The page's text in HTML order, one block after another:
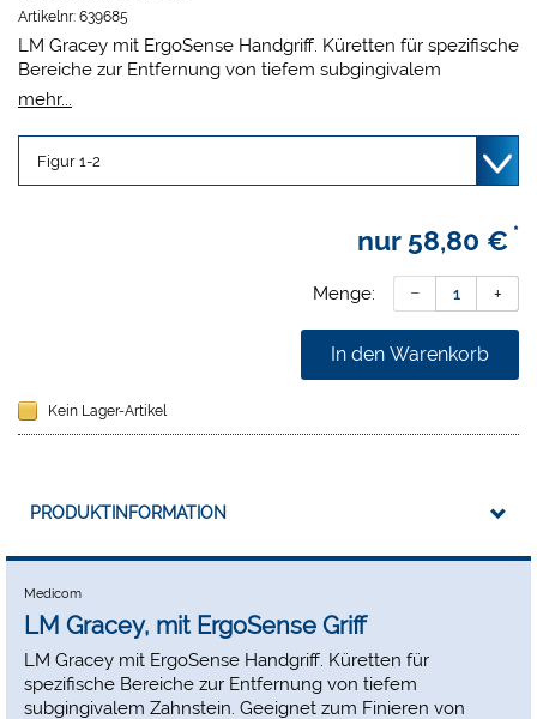
Artikelnr: 639685
LM Gracey mit ErgoSense Handgriff. Küretten für spezifische
Bereiche zur Entfernung von tiefem subgingivalem
Zahnstein. Geeignet zum Finieren von subgingivalen
Die Arbeitsfläche ist im Verhältnis zum Unterschaft um 20°
geneigt
Eine bogenförmige schneidende Kante (rote Linie)
mehr...
nur 58,80 € *
Menge:
In den Warenkorb
Kein Lager-Artikel
PRODUKTINFORMATION
Medicom
LM Gracey, mit ErgoSense Griff
LM Gracey mit ErgoSense Handgriff. Küretten für
spezifische Bereiche zur Entfernung von tiefem
subgingivalem Zahnstein. Geeignet zum Finieren von